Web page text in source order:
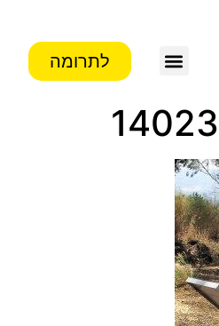
לתרומה